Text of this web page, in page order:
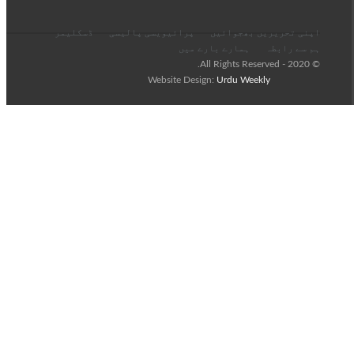
اپنی تحریریں بھجوائیں پرائیویسی پالیسی
ڈسکلیمر
ہم سے رابطہ
ہمارے بارے میں
© 2020 - All Rights Reserved.
Website Design: Urdu Weekly